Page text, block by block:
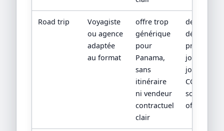
Road trip
Voyagiste
ou agence
adaptée
au format
offre trop
générique
pour
Panama,
sans
itinéraire
ni vendeur
contractuel
clair
devis
détaillé,
jour par
jour,
CGV/CPV et
sources
officielles